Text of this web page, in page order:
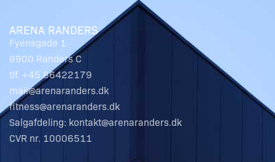
ARENA RANDERS
Fyensgade 1
8900 Randers C
tlf. +45 86422179
mail@arenaranders.dk
fitness@arenaranders.dk
Salgafdeling: kontakt@arenaranders.dk
CVR nr. 10006511